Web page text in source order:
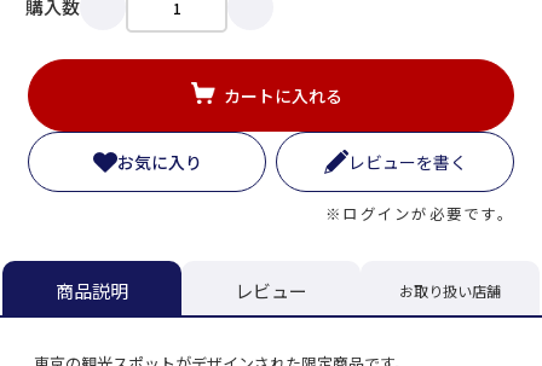
購入数
カートに入れる
お気に入り レビューを書く
※ログインが必要です。
商品説明 レビュー お取り扱い店舗